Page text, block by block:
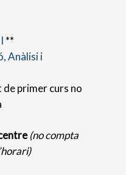
**
Anàlisi i
primer curs no
(no compta